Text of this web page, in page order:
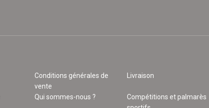
Conditions générales de
vente
Livraison
Qui sommes-nous ?
Compétitions et palmarès